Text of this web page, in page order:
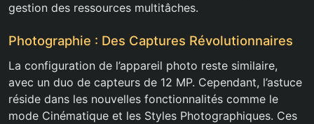
gestion des ressources multitâches.
Photographie : Des Captures Révolutionnaires
La configuration de l’appareil photo reste similaire,
avec un duo de capteurs de 12 MP. Cependant, l’astuce
réside dans les nouvelles fonctionnalités comme le
mode Cinématique et les Styles Photographiques. Ces